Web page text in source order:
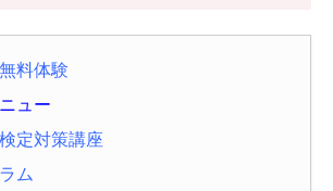
無料体験
ュー
定対策講座
ム